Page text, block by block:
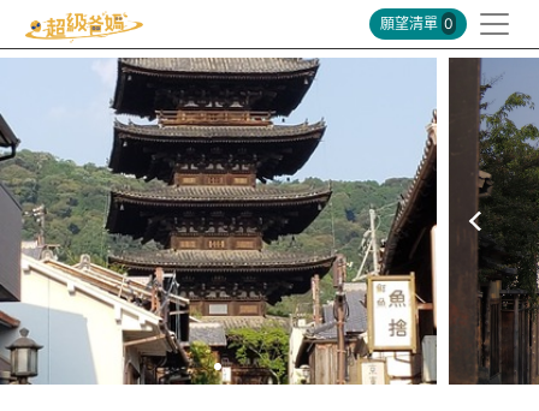
願望清單 0